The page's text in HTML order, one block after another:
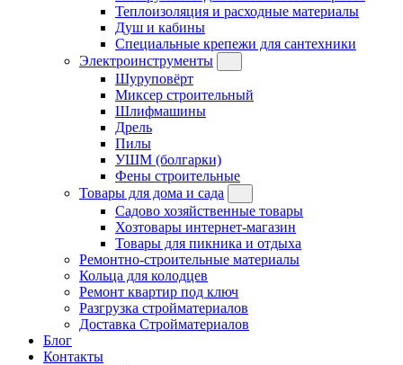
Теплоизоляция и расходные материалы
Душ и кабины
Специальные крепежи для сантехники
Электроинструменты
Шуруповёрт
Миксер строительный
Шлифмашины
Дрель
Пилы
УШМ (болгарки)
Фены строительные
Товары для дома и сада
Садово хозяйственные товары
Хозтовары интернет-магазин
Товары для пикника и отдыха
Ремонтно-строительные материалы
Кольца для колодцев
Ремонт квартир под ключ
Разгрузка стройматериалов
Доставка Стройматериалов
Блог
Контакты